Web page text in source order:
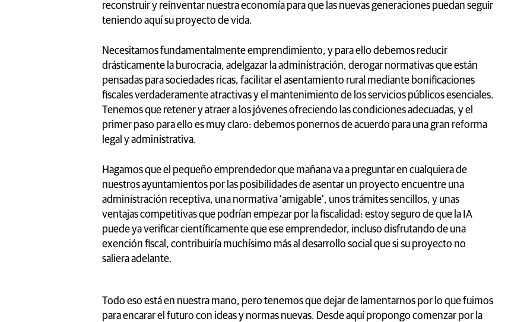
reconstruir y reinventar nuestra economía para que las nuevas generaciones puedan seguir
teniendo aquí su proyecto de vida.
Necesitamos fundamentalmente emprendimiento, y para ello debemos reducir
drásticamente la burocracia, adelgazar la administración, derogar normativas que están
pensadas para sociedades ricas, facilitar el asentamiento rural mediante bonificaciones
fiscales verdaderamente atractivas y el mantenimiento de los servicios públicos esenciales.
Tenemos que retener y atraer a los jóvenes ofreciendo las condiciones adecuadas, y el
primer paso para ello es muy claro: debemos ponernos de acuerdo para una gran reforma
legal y administrativa.
Hagamos que el pequeño emprendedor que mañana va a preguntar en cualquiera de
nuestros ayuntamientos por las posibilidades de asentar un proyecto encuentre una
administración receptiva, una normativa ‘amigable’, unos trámites sencillos, y unas
ventajas competitivas que podrían empezar por la fiscalidad: estoy seguro de que la IA
puede ya verificar científicamente que ese emprendedor, incluso disfrutando de una
exención fiscal, contribuiría muchísimo más al desarrollo social que si su proyecto no
saliera adelante.
Todo eso está en nuestra mano, pero tenemos que dejar de lamentarnos por lo que fuimos
para encarar el futuro con ideas y normas nuevas. Desde aquí propongo comenzar por la